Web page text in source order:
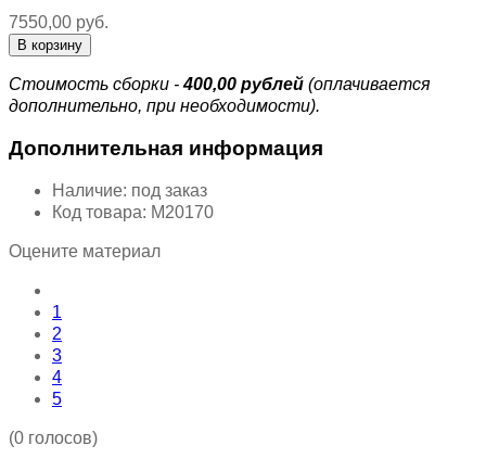
7550,00 руб.
Стоимость сборки -400,00 рублей (оплачивается
дополнительно, при необходимости).
Дополнительная информация
Наличие: под заказ
Код товара: М20170
Оцените материал
1
2
3
4
5
(0 голосов)